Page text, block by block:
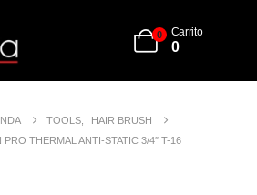
0 Carrito
0
TOOLS,
HAIR BRUSH
PRO THERMAL ANTI-STATIC 3/4″ T-16